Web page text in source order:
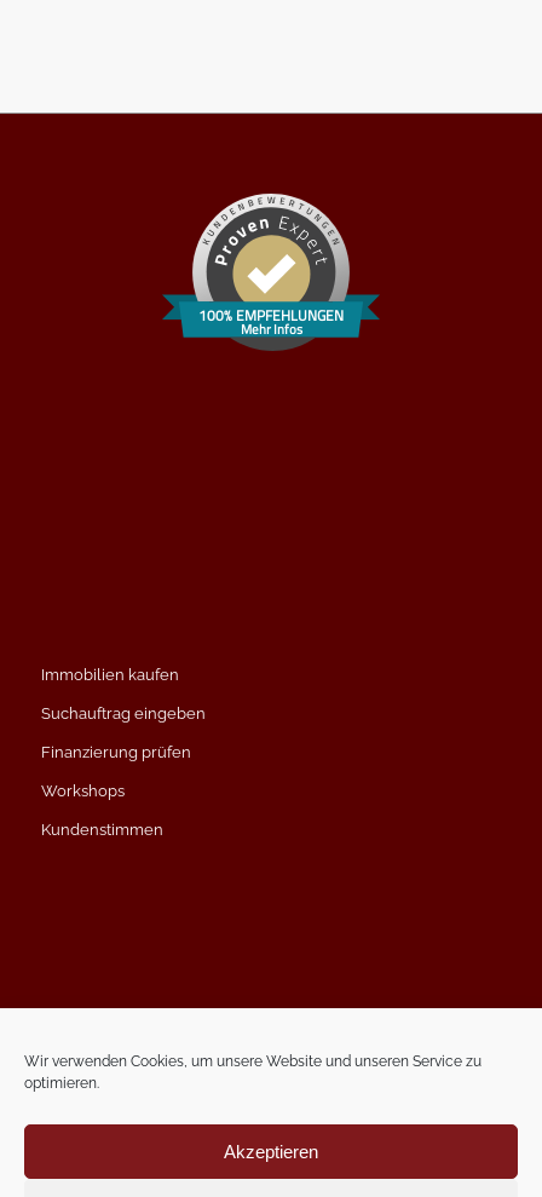
Wir verwenden Cookies, um unsere Website und unseren Service zu
optimieren.
Akzeptieren
100% EMPFEHLUNGEN
Mehr Infos
Immobilien kaufen
Suchauftrag eingeben
Finanzierung prüfen
Workshops
Kundenstimmen
Datenschutzerklärung